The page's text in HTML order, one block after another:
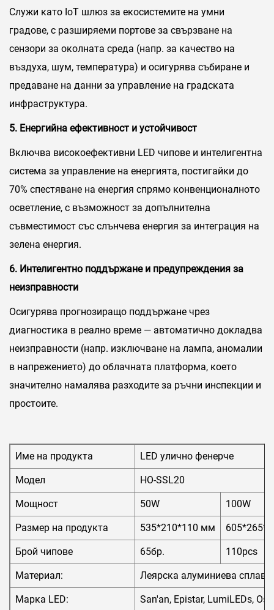
Служи като IoT шлюз за екосистемите на умни
градове, с разширяеми портове за свързване на
сензори за околната среда (напр. за качество на
въздуха, шум, температура) и осигурява събиране и
предаване на данни за управление на градската
инфраструктура.
5. Енергийна ефективност и устойчивост
Включва високоефективни LED чипове и интелигентна
система за управление на енергията, постигайки до
70% спестяване на енергия спрямо конвенционалното
осветление, с възможност за допълнителна
съвместимост със слънчева енергия за интеграция на
зелена енергия.
6. Интелигентно поддържане и предупреждения за
неизправности
Осигурява прогнозиращо поддържане чрез
диагностика в реално време — автоматично докладва
неизправности (напр. изключване на лампа, аномалии
в напрежението) до облачната платформа, което
значително намалява разходите за ръчни инспекции и
простоите.
Име на продукта LED улично фенерче
Модел HO-SSL20
Мощност 50W 100W
Размер на продукта 535*210*110 мм
Брой чипове 65бр. 110pcs
Материал: Леярска алуминиева сплав
Марка LED: San'an, Epistar, LumiLEDs,